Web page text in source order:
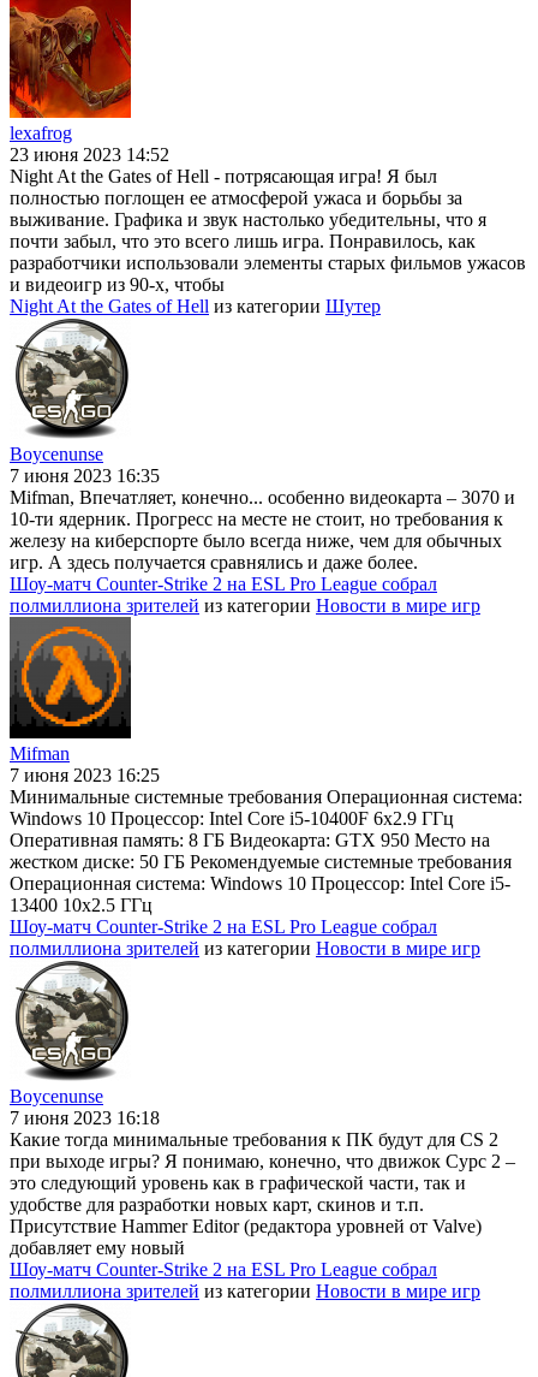
lexafrog
23 июня 2023 14:52
Night At the Gates of Hell - потрясающая игра! Я был
полностью поглощен ее атмосферой ужаса и борьбы за
выживание. Графика и звук настолько убедительны, что я
почти забыл, что это всего лишь игра. Понравилось, как
разработчики использовали элементы старых фильмов ужасов
и видеоигр из 90-х, чтобы
Night At the Gates of Hell из категории Шутер
Boycenunse
7 июня 2023 16:35
Mifman, Впечатляет, конечно... особенно видеокарта – 3070 и
10-ти ядерник. Прогресс на месте не стоит, но требования к
железу на киберспорте было всегда ниже, чем для обычных
игр. А здесь получается сравнялись и даже более.
Шоу-матч Counter-Strike 2 на ESL Pro League собрал
полмиллиона зрителей из категории Новости в мире игр
Mifman
7 июня 2023 16:25
Минимальные системные требования Операционная система:
Windows 10 Процессор: Intel Core i5-10400F 6x2.9 ГГц
Оперативная память: 8 ГБ Видеокарта: GTX 950 Место на
жестком диске: 50 ГБ Рекомендуемые системные требования
Операционная система: Windows 10 Процессор: Intel Core i5-
13400 10x2.5 ГГц
Шоу-матч Counter-Strike 2 на ESL Pro League собрал
полмиллиона зрителей из категории Новости в мире игр
Boycenunse
7 июня 2023 16:18
Какие тогда минимальные требования к ПК будут для CS 2
при выходе игры? Я понимаю, конечно, что движок Сурс 2 –
это следующий уровень как в графической части, так и
удобстве для разработки новых карт, скинов и т.п.
Присутствие Hammer Editor (редактора уровней от Valve)
добавляет ему новый
Шоу-матч Counter-Strike 2 на ESL Pro League собрал
полмиллиона зрителей из категории Новости в мире игр